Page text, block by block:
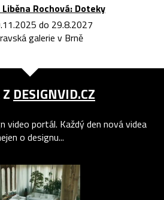
Rochová: Doteky
do 29.8.2027
galerie v Brně
DESIGNVID.CZ
video portál. Každý den nová videa
o designu...